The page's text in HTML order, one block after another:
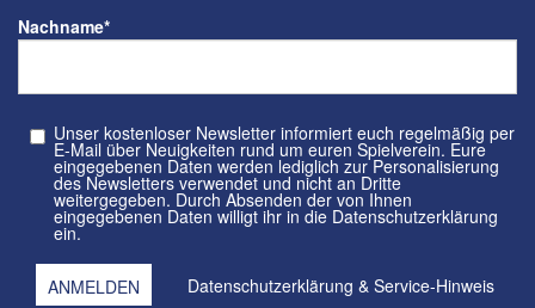
Nachname*
Unser kostenloser Newsletter informiert euch regelmäßig per
E-Mail über Neuigkeiten rund um euren Spielverein. Eure
eingegebenen Daten werden lediglich zur Personalisierung
des Newsletters verwendet und nicht an Dritte
weitergegeben. Durch Absenden der von Ihnen
eingegebenen Daten willigt ihr in die Datenschutzerklärung
ein.
Datenschutzerklärung & Service-Hinweis